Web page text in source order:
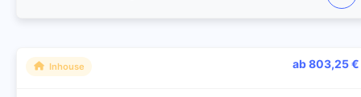
Inhouse ab 803,25 €